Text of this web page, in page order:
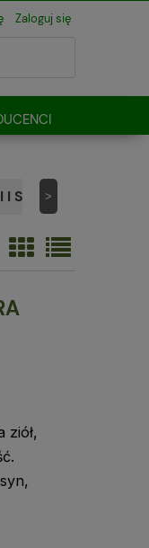
Zaloguj się
STAWY
>
ziół,